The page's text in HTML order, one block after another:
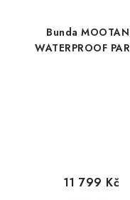
Bunda
WATERPROOF
11 799 Kč